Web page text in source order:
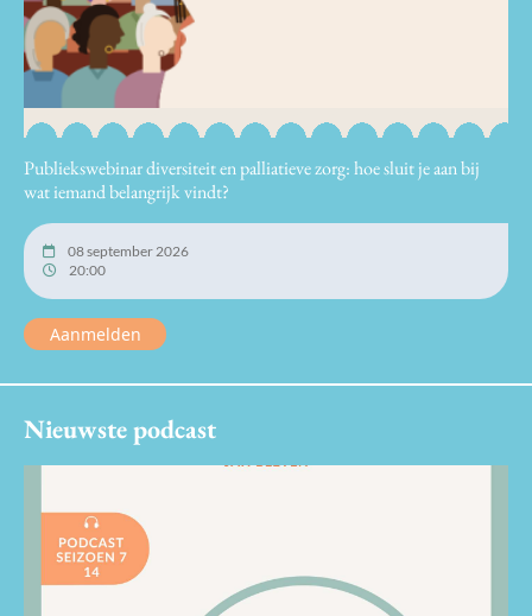
Publiekswebinar diversiteit en palliatieve zorg: hoe sluit je aan bij
wat iemand belangrijk vindt?
08 september 2026
20:00
Aanmelden
Nieuwste podcast